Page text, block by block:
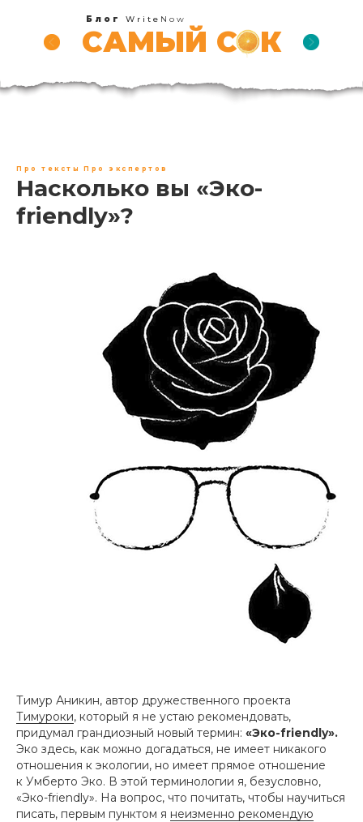
САМЫЙ СОК
Блог Write Now
Про тексты Про экспертов
Насколько вы «Эко-
friendly»?
Тимур Аникин, автор дружественного проекта
Тимуроки, который я не устаю рекомендовать,
придумал грандиозный новый термин: «Эко-friendly».
Эко здесь, как можно догадаться, не имеет никакого
отношения к экологии, но имеет прямое отношение
к Умберто Эко. В этой терминологии я, безусловно,
«Эко-friendly». На вопрос, что почитать, чтобы научиться
писать, первым пунктом я неизменно рекомендую